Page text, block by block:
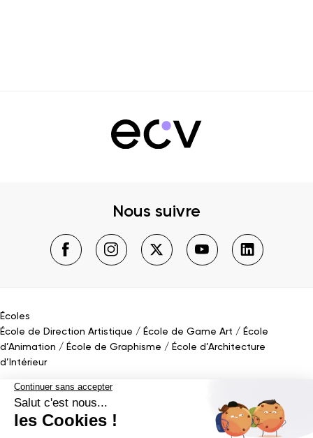
Naviguer sur la page
Nous suivre
Écoles
École de Direction Artistique
École de Game Art
École
d’Animation
École de Graphisme
École d’Architecture
d’Intérieur
Bachelor
Bachelor Design Graphique
Bachelor Architecture d’intérieur
Bachelor Conception UI (en alternance)
Bachelor Cinéma